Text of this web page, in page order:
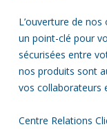
L’ouverture de
un point-clé pour
sécurisées entre
nos produits sont
vos collaborateurs
Centre Relations